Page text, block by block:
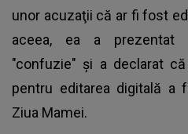
unor acuzaţii că ar fi fost
aceea, ea a prezentat
"confuzie" şi a declarat
pentru editarea digitală a
Ziua Mamei.